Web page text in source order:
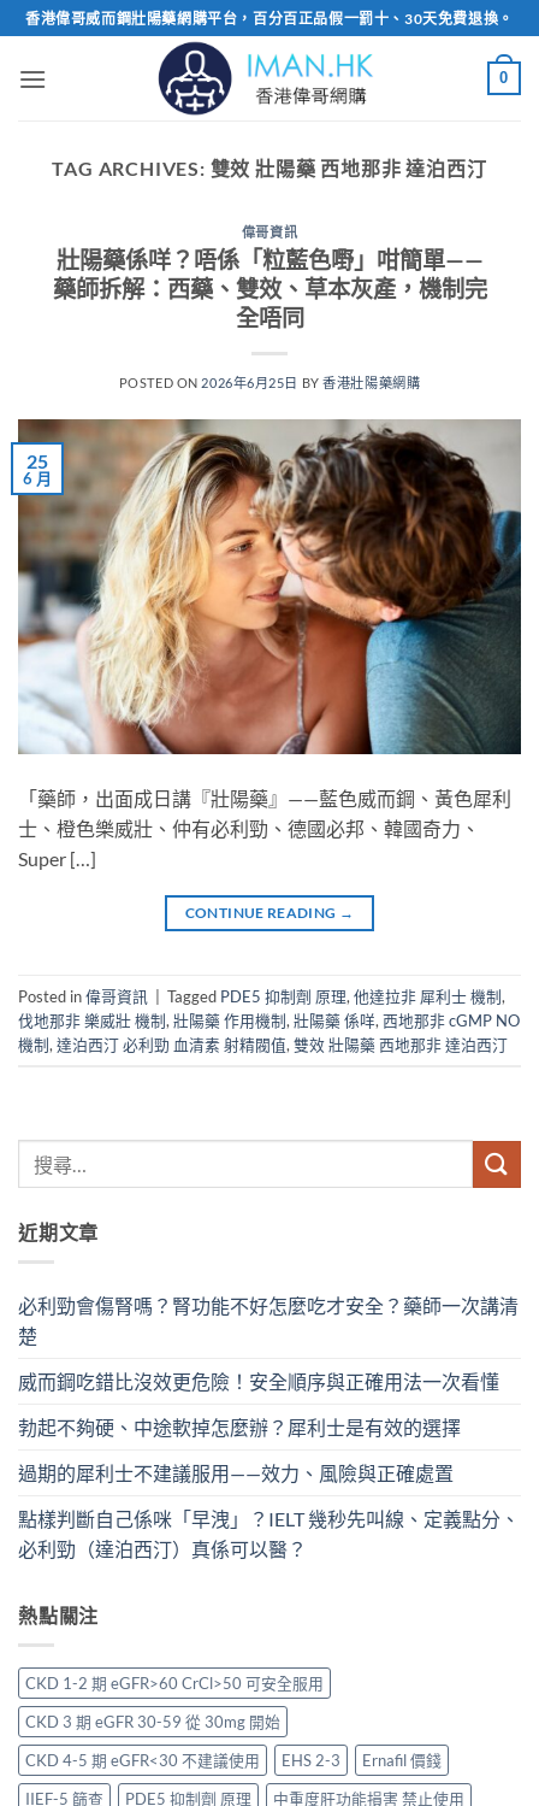
Skip
to
content
香港偉哥威而鋼壯陽藥網購平台，百分百正品假一罰十、30天免費退換。
0
TAG ARCHIVES: 雙效 壯陽藥 西地那非 達泊西汀
偉哥資訊
壯陽藥係咩？唔係「粒藍色嘢」咁簡單——
藥師拆解：西藥、雙效、草本灰產，機制完
全唔同
POSTED ON 2026年6月25日 BY香港壯陽藥網購
25
6 月
「藥師，出面成日講『壯陽藥』——藍色威而鋼、黃色犀利
士、橙色樂威壯、仲有必利勁、德國必邦、韓國奇力、
Super […]
CONTINUE READING →
Posted in偉哥資訊 Tagged PDE5 抑制劑 原理, 他達拉非 犀利士 機制,
伐地那非 樂威壯 機制, 壯陽藥 作用機制, 壯陽藥 係咩, 西地那非 cGMP NO
機制, 達泊西汀 必利勁 血清素 射精閥值, 雙效 壯陽藥 西地那非 達泊西汀
近期文章
必利勁會傷腎嗎？腎功能不好怎麼吃才安全？藥師一次講清
楚
威而鋼吃錯比沒效更危險！安全順序與正確用法一次看懂
勃起不夠硬、中途軟掉怎麼辦？犀利士是有效的選擇
過期的犀利士不建議服用——效力、風險與正確處置
點樣判斷自己係咪「早洩」？IELT 幾秒先叫線、定義點分、
必利勁（達泊西汀）真係可以醫？
熱點關注
CKD 1-2 期 eGFR>60 CrCl>50 可安全服用
CKD 3 期 eGFR 30-59 從 30mg 開始
CKD 4-5 期 eGFR<30 不建議使用
EHS 2-3
Ernafil 價錢
IIEF-5 篩查
PDE5 抑制劑 原理
中重度肝功能損害 禁止使用